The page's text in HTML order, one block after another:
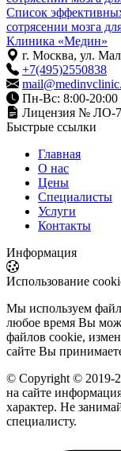
Список
сотрясении мозга
Клиника «Медин»
г. Москва, ул.
+7(495)2550838
Пн-Вс: 8:00-20:00
Лицензия № ЛО-
Быстрые ссылки
Главная
О нас
Цены
Специалисты
Услуги
Контакты
Информация
Использование
Мы используем
любое время Вы
файлов cookie,
сайте Вы
© Copyright © 2019-
на сайте
характер. Не
специалисту.